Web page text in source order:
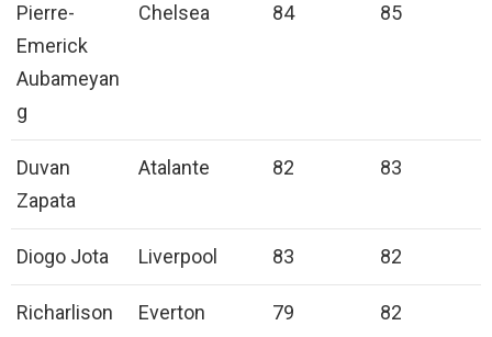
Pierre-
Emerick
Aubameyan
g
Chelsea 84 85
Duvan
Zapata
Atalante 82 83
Diogo Jota Liverpool 83 82
Richarlison Everton 79 82